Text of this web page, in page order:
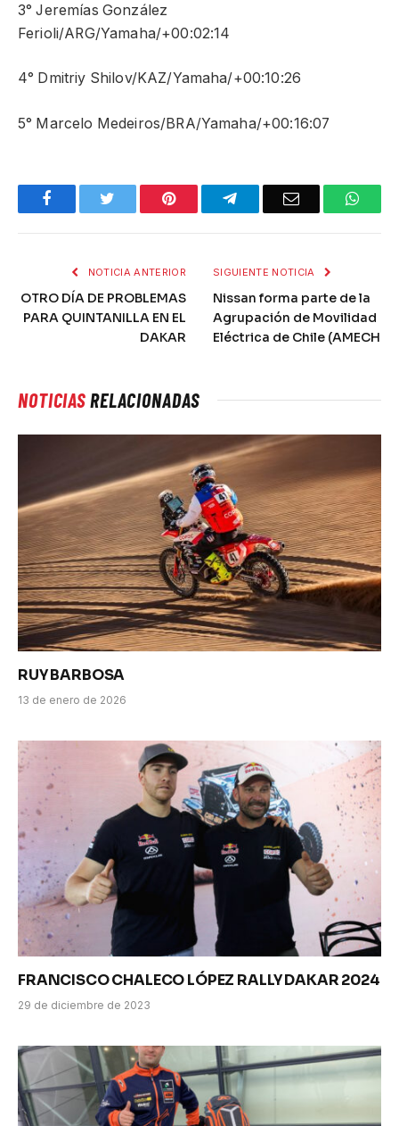
3° Jeremías González
Ferioli/ARG/Yamaha/+00:02:14
4° Dmitriy Shilov/KAZ/Yamaha/+00:10:26
5° Marcelo Medeiros/BRA/Yamaha/+00:16:07
Facebook Pinterest TelegramEmail
NOTICIA ANTERIOR
OTRO DÍA DE PROBLEMAS
PARA QUINTANILLA EN EL
DAKAR
SIGUIENTE NOTICIA
Nissan forma parte de la
Agrupación de Movilidad
Eléctrica de Chile (AMECH
NOTICIASRELACIONADAS
RUY BARBOSA
13 de enero de 2026
FRANCISCO CHALECO LÓPEZ RALLY DAKAR 2024
29 de diciembre de 2023